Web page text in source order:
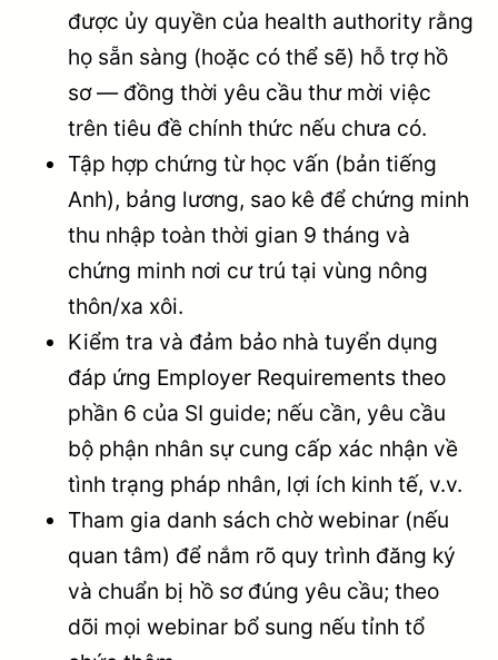
được ủy quyền của health authority rằng
họ sẵn sàng (hoặc có thể sẽ) hỗ trợ hồ
sơ — đồng thời yêu cầu thư mời việc
trên tiêu đề chính thức nếu chưa có.
Tập hợp chứng từ học vấn (bản tiếng
Anh), bảng lương, sao kê để chứng minh
thu nhập toàn thời gian 9 tháng và
chứng minh nơi cư trú tại vùng nông
thôn/xa xôi.
Kiểm tra và đảm bảo nhà tuyển dụng
đáp ứng Employer Requirements theo
phần 6 của SI guide; nếu cần, yêu cầu
bộ phận nhân sự cung cấp xác nhận về
tình trạng pháp nhân, lợi ích kinh tế, v.v.
Tham gia danh sách chờ webinar (nếu
quan tâm) để nắm rõ quy trình đăng ký
và chuẩn bị hồ sơ đúng yêu cầu; theo
dõi mọi webinar bổ sung nếu tỉnh tổ